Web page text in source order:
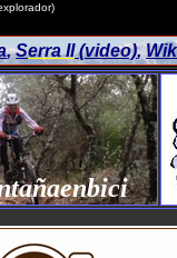
)
, Serra II (video),
enbici